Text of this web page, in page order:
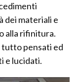
dei materiali e
alla rifinitura.
tutto pensati ed
e lucidati.